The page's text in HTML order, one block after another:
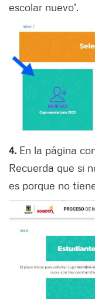
escolar nuevo'.
4. En la página
Recuerda que si
es porque no